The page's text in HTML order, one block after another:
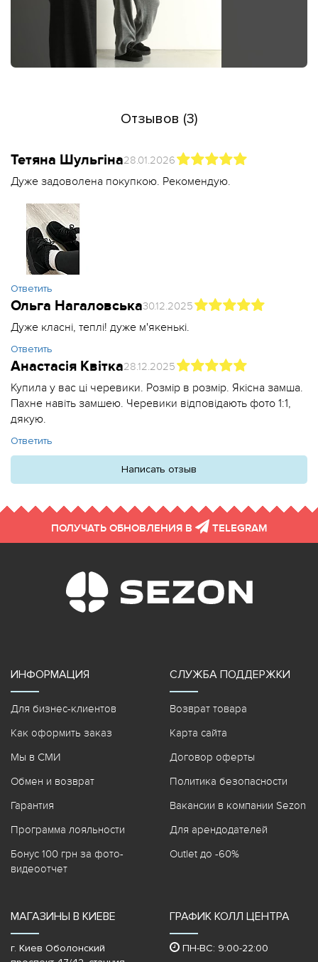
Отзывов (3)
Тетяна Шульгіна28.01.2026
Дуже задоволена покупкою. Рекомендую.
Ответить
Ольга Нагаловська30.12.2025
Дуже класні, теплі! дуже м'якенькі.
Ответить
Анастасія Квітка28.12.2025
Купила у вас ці черевики. Розмір в розмір. Якісна замша.
Пахне навіть замшею. Черевики відповідають фото 1:1,
дякую.
Ответить
Написать отзыв
ПОЛУЧАТЬ ОБНОВЛЕНИЯ В TELEGRAM
ИНФОРМАЦИЯ
Для бизнес-клиентов
Как оформить заказ
Мы в СМИ
Обмен и возврат
Гарантия
Программа лояльности
Бонус 100 грн за фото-
видеоотчет
СЛУЖБА ПОДДЕРЖКИ
Возврат товара
Карта сайта
Договор оферты
Политика безопасности
Вакансии в компании Sezon
Для арендодателей
Outlet до -60%
МАГАЗИНЫ В КИЕВЕ
г. Киев Оболонский
ГРАФИК КОЛЛ ЦЕНТРА
ПН-ВС: 9:00-22:00